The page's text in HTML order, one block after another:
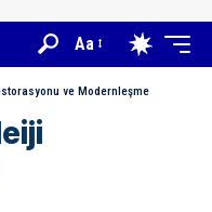
Aa
ve Modernleşme